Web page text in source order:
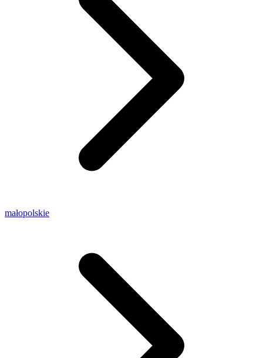
małopolskie